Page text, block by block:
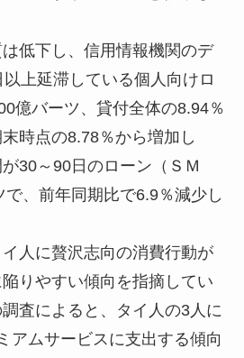
低下し、信用情報機関のデ
上延滞している個人向けロ
億バーツ、貸付全体の8.94％
時点の8.78％から増加し
30～90日のローン（ＳＭ
で、前年同期比で6.9％減少し
人に贅沢志向の消費行動が
りやすい傾向を指摘してい
査によると、タイ人の3人に
アムサービスに支出する傾向